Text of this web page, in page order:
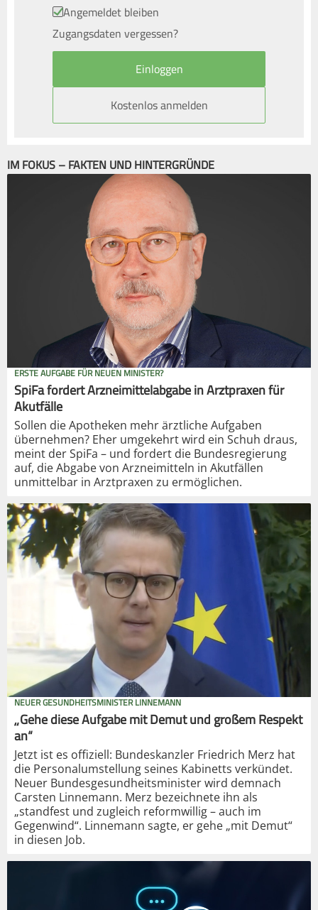
Angemeldet bleiben
Zugangsdaten vergessen?
Kostenlos anmelden
IM FOKUS – FAKTEN UND HINTERGRÜNDE
ERSTE AUFGABE FÜR NEUEN MINISTER?
SpiFa fordert Arzneimittelabgabe in Arztpraxen für
Akutfälle
Sollen die Apotheken mehr ärztliche Aufgaben
übernehmen? Eher umgekehrt wird ein Schuh draus,
meint der SpiFa – und fordert die Bundesregierung
auf, die Abgabe von Arzneimitteln in Akutfällen
unmittelbar in Arztpraxen zu ermöglichen.
NEUER GESUNDHEITSMINISTER LINNEMANN
„Gehe diese Aufgabe mit Demut und großem Respekt
an“
Jetzt ist es offiziell: Bundeskanzler Friedrich Merz hat
die Personalumstellung seines Kabinetts verkündet.
Neuer Bundesgesundheitsminister wird demnach
Carsten Linnemann. Merz bezeichnete ihn als
„standfest und zugleich reformwillig – auch im
Gegenwind“. Linnemann sagte, er gehe „mit Demut“
in diesen Job.